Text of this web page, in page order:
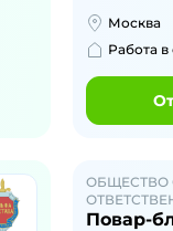
Москва
Работа
ОБЩЕСТВО
Повар-